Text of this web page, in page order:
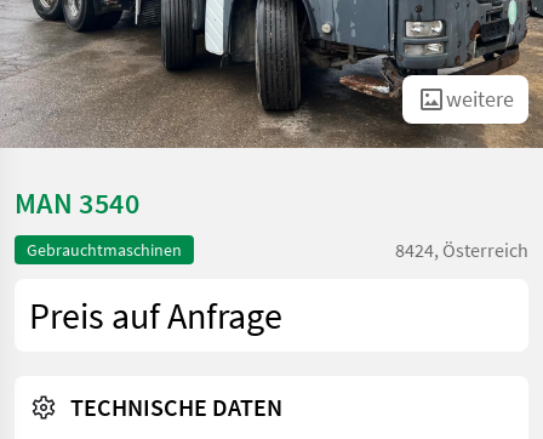
weitere
MAN 3540
Gebrauchtmaschinen 8424, Österreich
Preis auf Anfrage
TECHNISCHE DATEN